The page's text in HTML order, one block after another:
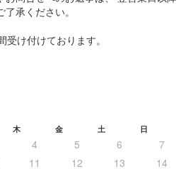
承ください。
け付けております。
木 金 土 日
4 5 6
7
11 12 13 14